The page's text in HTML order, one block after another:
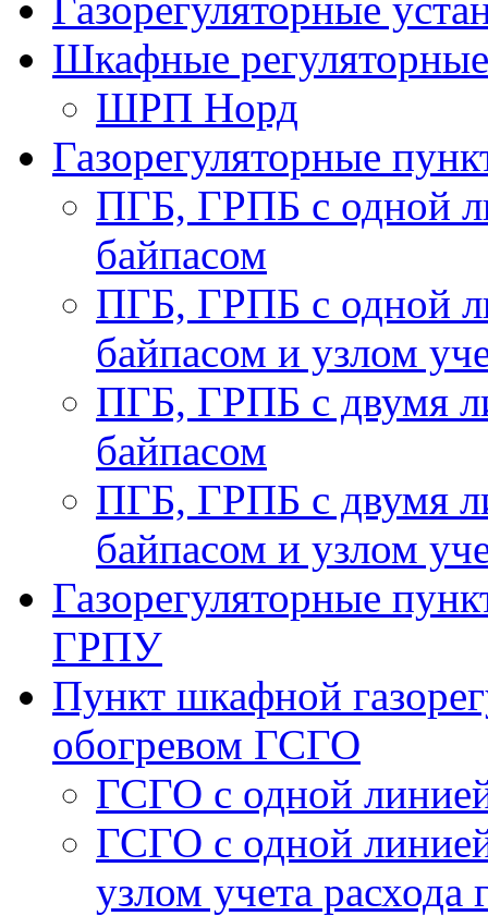
Шкафные
ШРП Норд
Газорегуляторные
ПГБ, ГРПБ с одной
байпасом
ПГБ, ГРПБ с одной
байпасом и узлом
ПГБ, ГРПБ с двумя
байпасом
ПГБ, ГРПБ с двумя
байпасом и узлом
Газорегуляторные
ГРПУ
Пункт шкафной
обогревом ГСГО
ГСГО с одной
ГСГО c одной
узлом учета расхода